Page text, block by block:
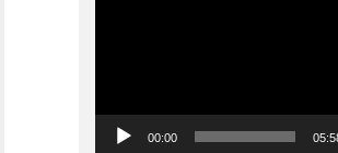
00:00